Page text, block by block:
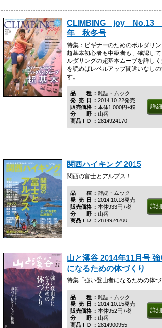
CLIMBING joy No.13
年 秋冬号
特集：ビギナーのためのボルダリ
超基本初心者も中級者も、確認し
ルダリングの超基本ムーブを詳し
を読めばレベルアップ間違いなし
す。
品種雑誌・ムック
発売日 2014.10.22発売
販売価格
本体1,000円+税
分野山岳
商品ＩＤ
2814924170
詳
関西ハイキング 2015
関西の富士とアルプス！
品種雑誌・ムック
発売日 2014.10.18発売
販売価格
本体933円+税
分野山岳
商品ＩＤ
2814924200
詳
山と溪谷 2014年11月号
になるための体づくり
特集「強い登山者になるための体づ
品種雑誌・ムック
発売日 2014.10.15発売
販売価格
本体952円+税
分野山岳
商品ＩＤ
2814900955
詳